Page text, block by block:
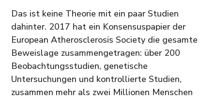
Das ist keine Theorie mit ein paar Studien
dahinter. 2017 hat ein Konsensuspapier der
European Atherosclerosis Society die gesamte
Beweislage zusammengetragen: über 200
Beobachtungsstudien, genetische
Untersuchungen und kontrollierte Studien,
zusammen mehr als zwei Millionen Menschen